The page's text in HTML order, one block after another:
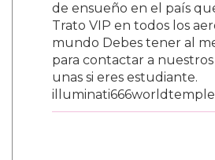
de ensueño en el país
Trato VIP en todos los
mundo Debes tener al
para contactar a nuestros
unas si eres estudiante.